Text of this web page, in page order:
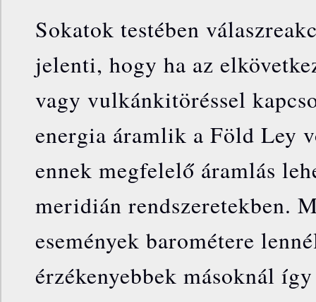
Sokatok testében
jelenti, hogy ha az
vagy vulkánkitöréssel
energia áramlik a Föld Ley
ennek megfelelő áramlás
meridián rendszeretekben.
események barométere
érzékenyebbek másoknál